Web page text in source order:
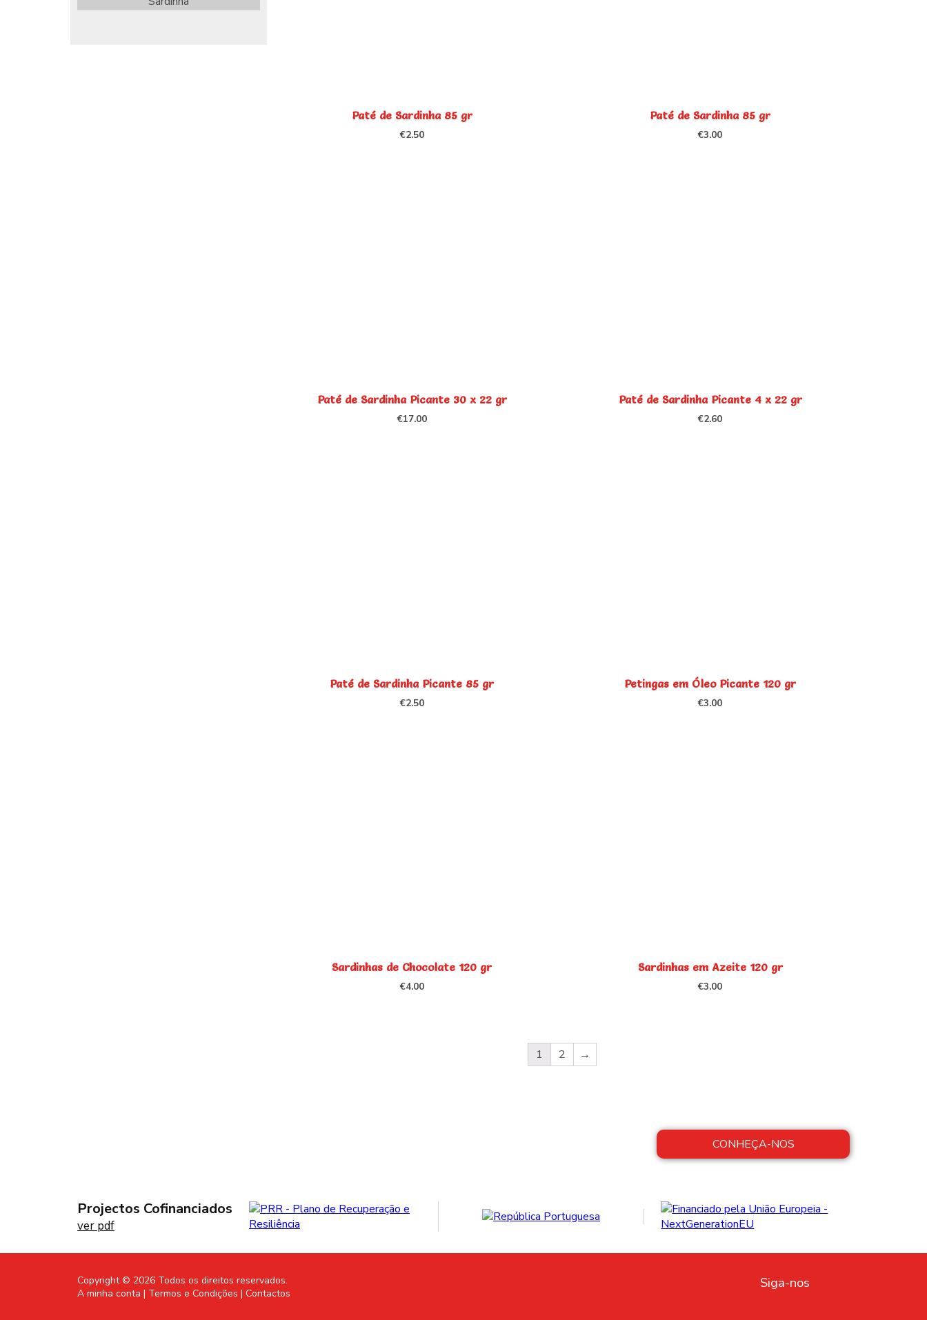
Paté de Sardinha 85 gr
€2.50
Paté de Sardinha 85 gr
€3.00
Paté de Sardinha Picante 30 x 22 gr
€17.00
Paté de Sardinha Picante 4 x 22 gr
€2.60
Paté de Sardinha Picante 85 gr
€2.50
Petingas em Óleo Picante 120 gr
€3.00
Sardinhas de Chocolate 120 gr
€4.00
Sardinhas em Azeite 120 gr
€3.00
1 2 →
CONHEÇA-NOS
Projectos Cofinanciados
ver pdf
Copyright © 2026 Todos os direitos reservados.
A minha conta | Termos e Condições | Contactos
Siga-nos